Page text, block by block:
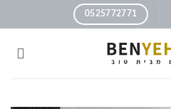
0525772771